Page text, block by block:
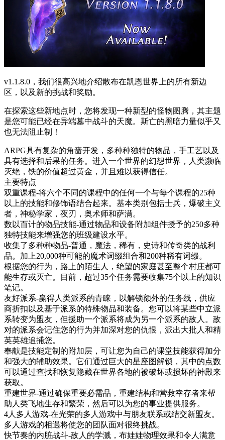
v1.1.8.0，我们很高兴地介绍散布在凯恩世界上的所有新边
区，以及新的挑战和奖励。
在探索这些新地点时，您将发现一种新型的怪物图腾，其主题
是您可能已经在异端墓中战斗的天魔。斯亡的黑暗力量似乎又
也无法阻止制！
ARPG具有复杂的角啬开发，多种种独特的物品，手工艺以及
具有选择和后果的任务。进入一个世界的幻想世界，人类濒临
灭绝，铁的价值超过黄金，并且难以获得信任。
主要特点
双重课程-将六个不同的课程中的任何一个与每个课程的25种
以上的技能和修饰语结合起来。基本类别包括士兵，爆破主义
者，神秘学家，夜刃，奥术师和萨满。
数以百计的物品技能-通过物品和设备附加组件授予的250多种
独特技能来增强您的班级建设水平。
收集了多种种物品-普通，魔法，稀有，史诗和传奇类的战利
品。加上20,000种可能的魔术词缀组合和200种稀有词缀。
根据您的行为，路上的陌生人，绝望的家庭甚至整个村庄都可
能生存或灭亡。目前，超过35个任务需要收集75个以上的知识
笔记。
友好派系-赢得人类派系的青睐，以解锁额外的任务线，供应
商折扣以及基于派系的特殊物品和装备。您可以将某些中立派
系转变为盟友，但援助一个派系将成为另一个派系的敌人。敌
对的派系会记住您的行为并加深对您的仇恨，派出大批人和精
英英雄追捕您。
奉献是技能定制的附加层，可让您为自己的课堂技能获得加分
和强大的辅助效果。它们通过巨大的星座图解锁，其中的点数
可以通过查找和恢复隐藏在世界各地的被破坏或损坏的神殿来
获取。
重建世界-通过确保重要必需品，重建结构和营救幸存者来帮
助人类飞地生存和繁荣，然后可以为您的事业提供服务。
4人多人游戏-在光荣的多人游戏中与朋友联系或结交新盟友。
多人游戏的相遇将使您的团队面对很终挑战。
快节奏的内脏战斗-敌人的学溅，布娃娃物理效果和令人满意